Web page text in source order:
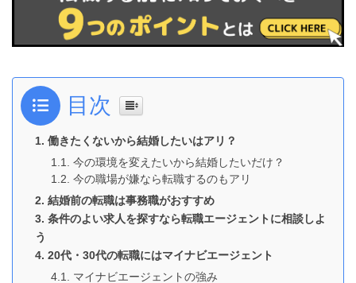
目次
働きたくないから結婚したいはアリ？
今の環境を変えたいから結婚したいだけ？
今の職場が嫌なら転職するのもアリ
結婚前の転職は事務職がおすすめ
条件のよい求人を探すなら転職エージェントに相談しよ
う
20代・30代の転職にはマイナビエージェント
マイナビエージェントの強み